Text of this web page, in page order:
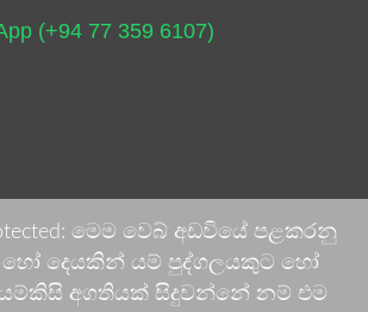
(+94 77 359 6107)
මෙම වෙබ් අඩවියේ පළකරනු
දෙයකින් යම් පුද්ගලයකුට හෝ
යම්කිසි අගතියක් සිදුවන්නේ නම් එම